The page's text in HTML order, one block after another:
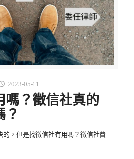
2023-05-11
嗎？徵信社真的
？
的，但是找徵信社有用嗎？徵信社費